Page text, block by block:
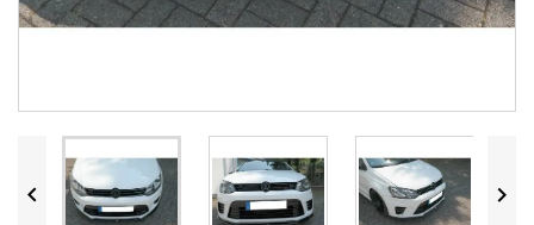
 